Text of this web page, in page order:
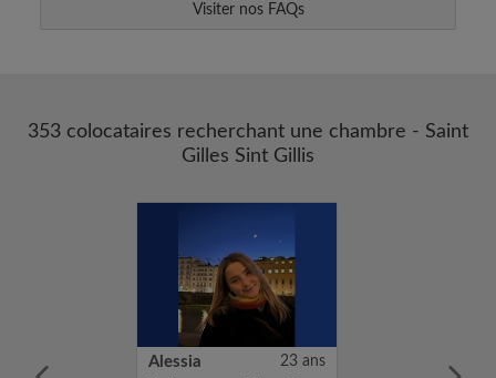
Faites vos demandes de visites
Visiter nos FAQs
353 colocataires recherchant une chambre - Saint
Gilles Sint Gillis
Alessia 23 ans